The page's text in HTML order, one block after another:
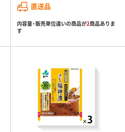
直送品
内容量・販売単位違いの商品が2商品ありま
す